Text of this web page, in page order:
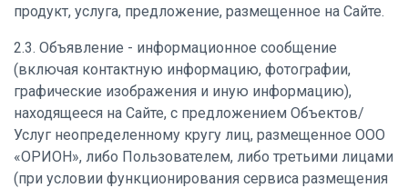
продукт, услуга, предложение, размещенное на Сайте.
2.3. Объявление - информационное сообщение
(включая контактную информацию, фотографии,
графические изображения и иную информацию),
находящееся на Сайте, с предложением Объектов/
Услуг неопределенному кругу лиц, размещенное ООО
«ОРИОН», либо Пользователем, либо третьими лицами
(при условии функционирования сервиса размещения